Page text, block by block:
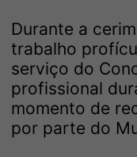
Durante a
trabalho
serviço do
profissional
momento de
por parte do